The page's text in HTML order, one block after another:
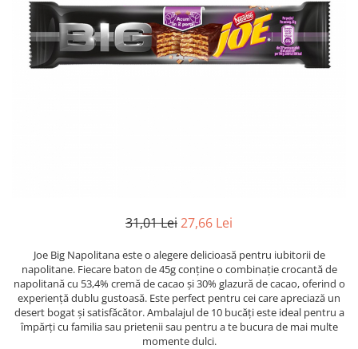
31,01 Lei27,66 Lei
Joe Big Napolitana este o alegere delicioasă pentru iubitorii de
napolitane. Fiecare baton de 45g conține o combinație crocantă de
napolitană cu 53,4% cremă de cacao și 30% glazură de cacao, oferind o
experiență dublu gustoasă. Este perfect pentru cei care apreciază un
desert bogat și satisfăcător. Ambalajul de 10 bucăți este ideal pentru a
împărți cu familia sau prietenii sau pentru a te bucura de mai multe
momente dulci.